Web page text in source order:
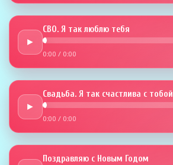
►
СВО. Я так люблю тебя
0:00 / 0:00
►
Свадьба. Я так счастлива с тобой
0:00 / 0:00
Поздравляю с Новым Годом